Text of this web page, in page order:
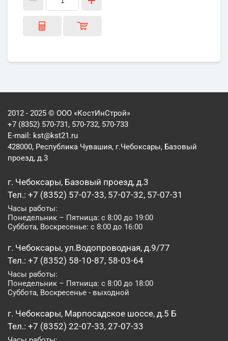
2012 - 2025 © ООО «КостИнСтрой»
+7 (8352) 570-731, 570-732, 570-733
E-mail: kst@kst21.ru
428000, Республика Чувашия, г.Чебоксары, Базовый
проезд, д.3
г. Чебоксары, Базовый проезд, д.3
Тел.: +7 (8352) 57-07-33, 57-07-32, 57-07-31
Часы работы:
Понедельник – Пятница: с 8:00 до 19:00
Суббота, Воскресенье: с 8:00 до 16:00
г. Чебоксары, ул.Водопроводная, д.9/77
Тел.: +7 (8352) 58-10-87, 58-03-64
Часы работы:
Понедельник – Пятница: с 8:00 до 18:00
Суббота, Воскресенье - выходной
г. Чебоксары, Марпосадское шоссе, д.5 Б
Тел.: +7 (8352) 22-07-33, 27-07-33